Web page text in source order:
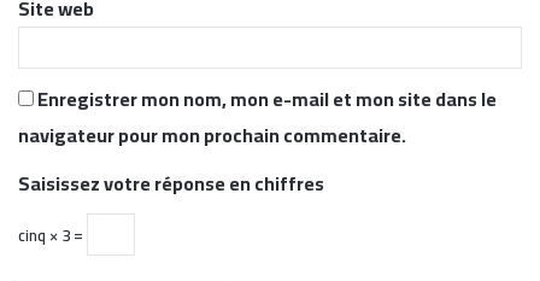
Site web
Enregistrer mon nom, mon e-mail et mon site dans le
navigateur pour mon prochain commentaire.
Saisissez votre réponse en chiffres
cinq × 3 =